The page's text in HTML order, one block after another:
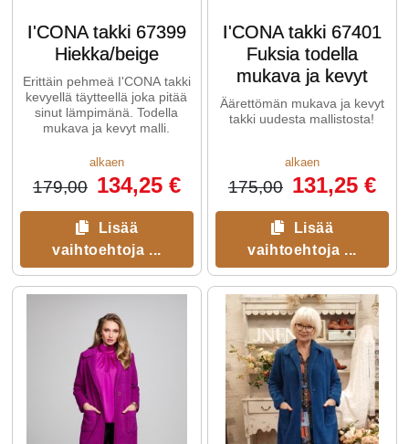
I'CONA takki 67399
Hiekka/beige
Erittäin pehmeä I'CONA takki
kevyellä täytteellä joka pitää
sinut lämpimänä. Todella
mukava ja kevyt malli.
alkaen
179,00 134,25 €
Lisää
vaihtoehtoja ...
I'CONA takki 67401
Fuksia todella
mukava ja kevyt
Äärettömän mukava ja kevyt
takki uudesta mallistosta!
alkaen
175,00 131,25 €
Lisää
vaihtoehtoja ...